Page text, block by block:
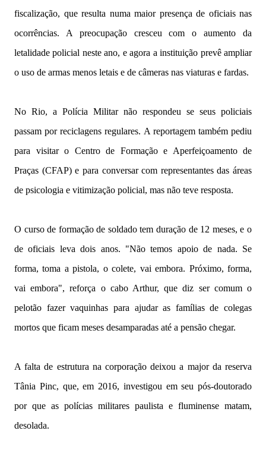
fiscalização, que resulta numa maior presença de oficiais nas
ocorrências. A preocupação cresceu com o aumento da
letalidade policial neste ano, e agora a instituição prevê ampliar
o uso de armas menos letais e de câmeras nas viaturas e fardas.
No Rio, a Polícia Militar não respondeu se seus policiais
passam por reciclagens regulares. A reportagem também pediu
para visitar o Centro de Formação e Aperfeiçoamento de
Praças (CFAP) e para conversar com representantes das áreas
de psicologia e vitimização policial, mas não teve resposta.
O curso de formação de soldado tem duração de 12 meses, e o
de oficiais leva dois anos. "Não temos apoio de nada. Se
forma, toma a pistola, o colete, vai embora. Próximo, forma,
vai embora", reforça o cabo Arthur, que diz ser comum o
pelotão fazer vaquinhas para ajudar as famílias de colegas
mortos que ficam meses desamparadas até a pensão chegar.
A falta de estrutura na corporação deixou a major da reserva
Tânia Pinc, que, em 2016, investigou em seu pós-doutorado
por que as polícias militares paulista e fluminense matam,
desolada.